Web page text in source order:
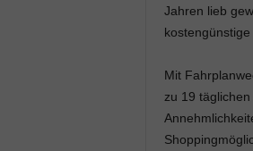
Jahren lieb
Mit
zu 19